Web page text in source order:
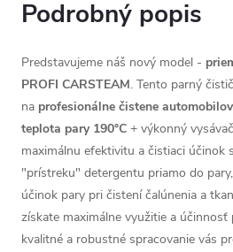
Podrobný popis
Predstavujeme náš nový model -
PROFI CARSTEAM. Tento parný
na profesionálne čistene automobilov
teplota pary 190°C + výkonný
maximálnu efektivitu a čistiaci účinok
"prístreku" detergentu priamo do
účinok pary pri čistení čalúnenia a
získate maximálne využitie a účinnosť
kvalitné a robustné spracovanie vás